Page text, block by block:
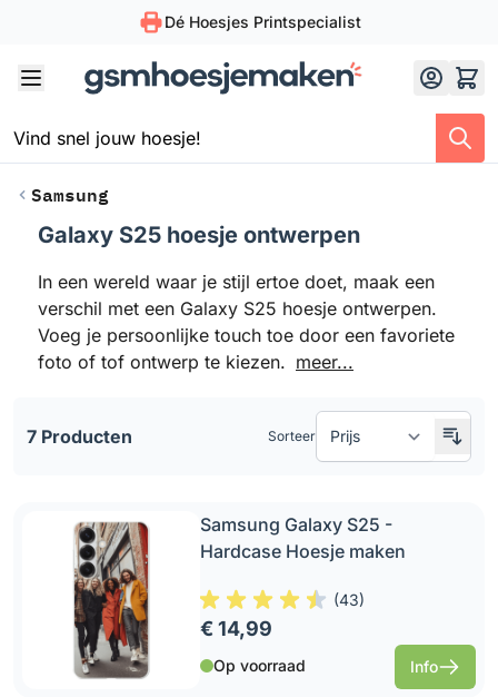
Dé Hoesjes Printspecialist
Samsung
Doorgaan naar productlijst
Galaxy S25 hoesje ontwerpen
In een wereld waar je stijl ertoe doet, maak een
verschil met een Galaxy S25 hoesje ontwerpen.
Voeg je persoonlijke touch toe door een favoriete
foto of tof ontwerp te kiezen. meer...
7 Producten Sorteer
Samsung Galaxy S25 -
Hardcase Hoesje maken
(43)
€ 14,99
Op voorraad Info